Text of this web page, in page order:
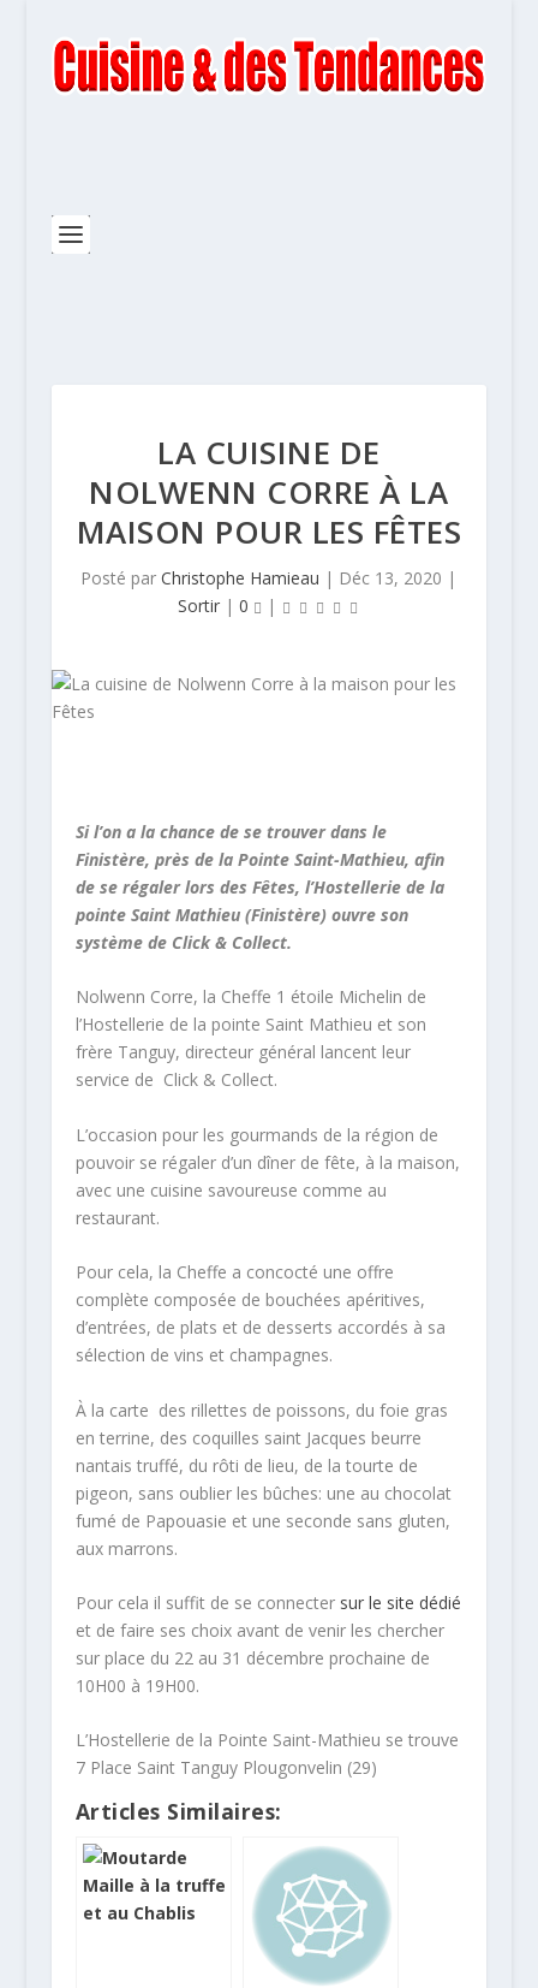
LA CUISINE DE
NOLWENN CORRE À LA
MAISON POUR LES FÊTES
Posté parChristophe Hamieau | Déc 13, 2020 |
Sortir| 0 |
Si l’on a la chance de se trouver dans le
Finistère, près de la Pointe Saint-Mathieu, afin
de se régaler lors des Fêtes, l’Hostellerie de la
pointe Saint Mathieu (Finistère) ouvre son
système de Click & Collect.
Nolwenn Corre, la Cheffe 1 étoile Michelin de
l’Hostellerie de la pointe Saint Mathieu et son
frère Tanguy, directeur général lancent leur
service de Click & Collect.
L’occasion pour les gourmands de la région de
pouvoir se régaler d’un dîner de fête, à la maison,
avec une cuisine savoureuse comme au
restaurant.
Pour cela, la Cheffe a concocté une offre
complète composée de bouchées apéritives,
d’entrées, de plats et de desserts accordés à sa
sélection de vins et champagnes.
À la carte des rillettes de poissons, du foie gras
en terrine, des coquilles saint Jacques beurre
nantais truffé, du rôti de lieu, de la tourte de
pigeon, sans oublier les bûches: une au chocolat
fumé de Papouasie et une seconde sans gluten,
aux marrons.
Pour cela il suffit de se connecter sur le site dédié
et de faire ses choix avant de venir les chercher
sur place du 22 au 31 décembre prochaine de
10H00 à 19H00.
L’Hostellerie de la Pointe Saint-Mathieu se trouve
7 Place Saint Tanguy Plougonvelin (29)
Articles Similaires: